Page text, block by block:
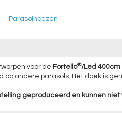
Parasolhoezen
voor de Fortello®/Led 400cm
op andere parasols. Het doek is
geproduceerd en kunnen